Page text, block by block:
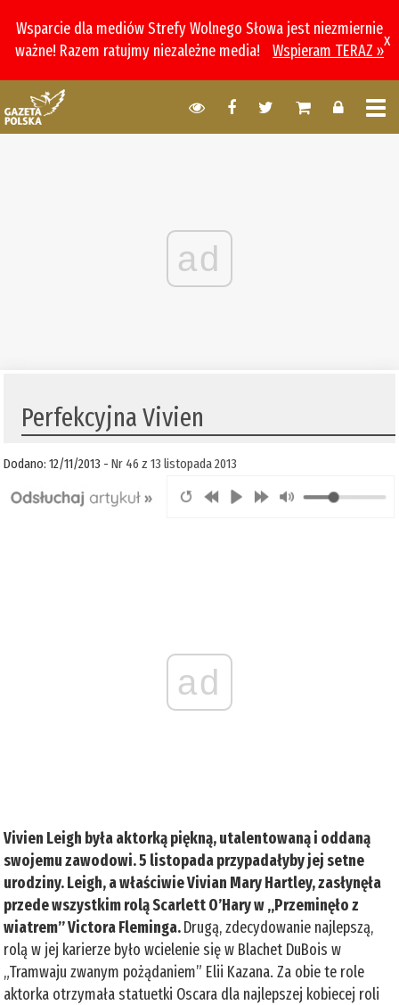
Wsparcie dla mediów Strefy Wolnego Słowa jest niezmiernie
ważne! Razem ratujmy niezależne media!
Wspieram TERAZ »
x
ad
Perfekcyjna Vivien
Dodano: 12/11/2013 -Nr 46 z 13 listopada 2013
ad
Vivien Leigh była aktorką piękną, utalentowaną i oddaną
swojemu zawodowi. 5 listopada przypadałyby jej setne
urodziny. Leigh, a właściwie Vivian Mary Hartley, zasłynęła
przede wszystkim rolą Scarlett O’Hary w „Przeminęło z
wiatrem” Victora Fleminga.Drugą, zdecydowanie najlepszą,
rolą w jej karierze było wcielenie się w Blachet DuBois w
„Tramwaju zwanym pożądaniem” Elii Kazana. Za obie te role
aktorka otrzymała statuetki Oscara dla najlepszej kobiecej roli